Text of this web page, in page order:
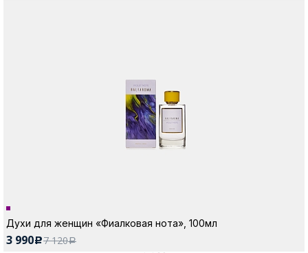
Духи для женщин «Фиалковая нота», 100мл
3 990c7 120a